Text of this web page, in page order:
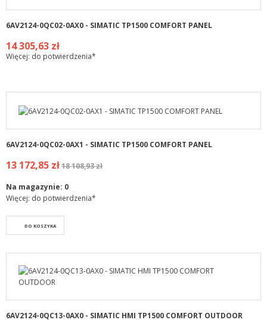
6AV2124-0QC02-0AX0 - SIMATIC TP1500 COMFORT PANEL
14 305,63 zł
Więcej: do potwierdzenia*
6AV2124-0QC02-0AX1 - SIMATIC TP1500 COMFORT PANEL
13 172,85 zł18 108,93 zł
Na magazynie: 0
Więcej: do potwierdzenia*
DO KOSZYKA
6AV2124-0QC13-0AX0 - SIMATIC HMI TP1500 COMFORT OUTDOOR